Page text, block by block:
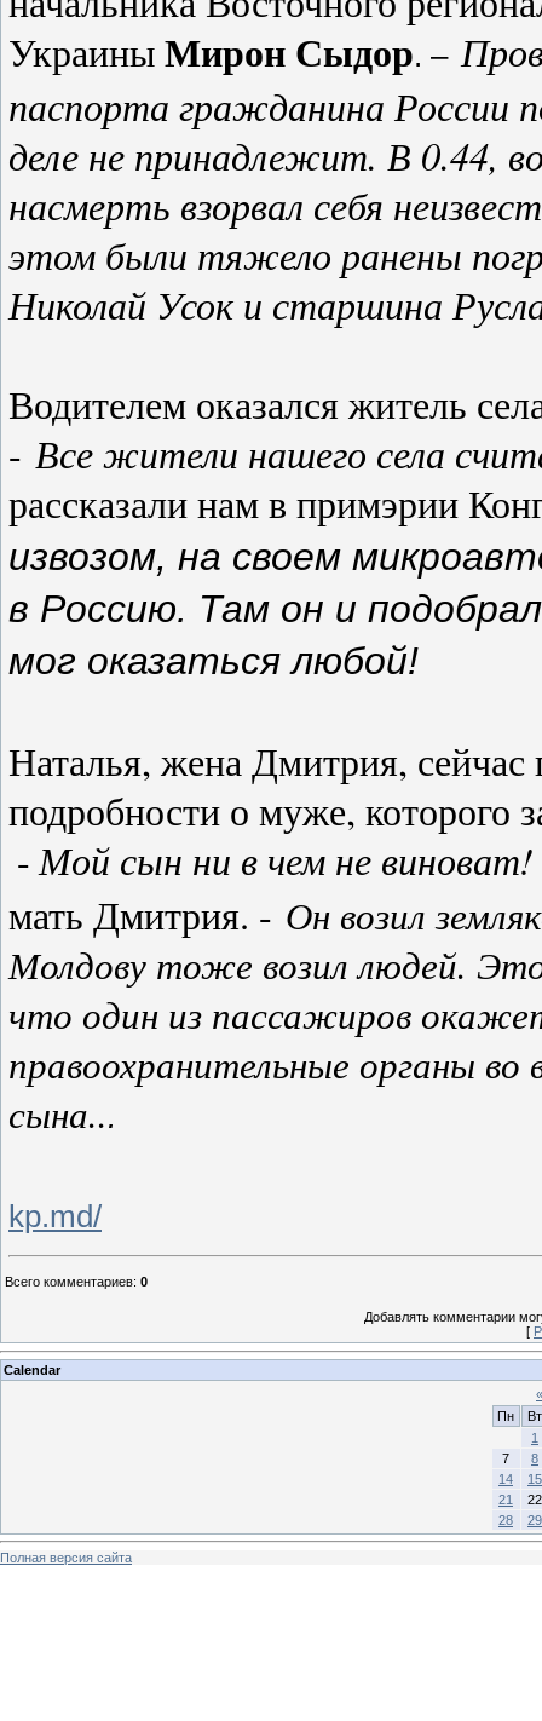
УкраиныМирон Сыдор. –
паспорта гражданина России
деле не принадлежит. В 0.44,
насмерть взорвал себя
этом были тяжело ранены
Николай Усок и старшина
Водителем оказался житель
- Все жители нашего села
рассказали нам в примэрии
извозом, на своем
в Россию. Там он и
мог оказаться любой!
Наталья, жена Дмитрия, сейчас
подробности о муже, которого
-Мой сын ни в чем не виноват!
мать Дмитрия. - Он возил
Молдову тоже возил людей.
что один из пассажиров
правоохранительные органы
сына...
kp.md/
Всего комментариев: 0
Добавлять комментарии
[
Calendar
«
Пн
Вт
1
7
8
14
15
21
22
28
29
Полная версия сайта